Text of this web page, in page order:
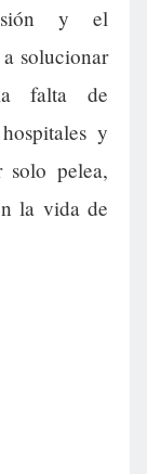
y el
solucionar
falta de
y
pelea,
la vida de